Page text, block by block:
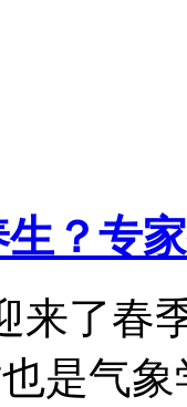
？专
来了春
是气